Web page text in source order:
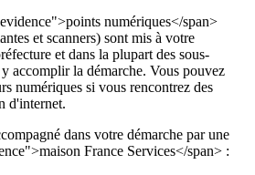
numériques</span>
et scanners) sont mis à votre
et dans la plupart des sous-
accomplir la démarche. Vous pouvez
numériques si vous rencontrez des
d'internet.
dans votre démarche par une
France Services</span> :